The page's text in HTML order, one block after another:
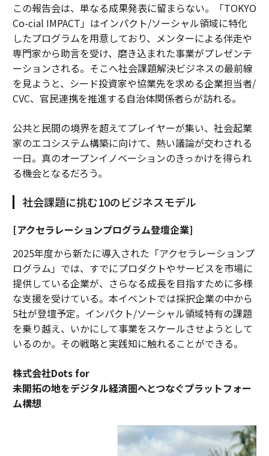
この報告会は、単なる成果発表に留まらない。「TOKYO
Co-cial IMPACT」はインパクト/ソーシャル領域に特化
したプログラムを用意しており、メンターによる伴走や
専門家から助言を受け、磨き込まれた事業がプレゼンテ
ーションされる。そこへ社会課題解決ビジネスの最前線
を見ようと、シード投資家や協業先を求める企業担当者/
CVC、官民連携を推進する自治体関係者らが訪れる。
公共と民間の境界を超えてプレイヤーが集い、社会起業
家のエコシステム構築に向けて、熱い議論が交わされる
一日。真のオープンイノベーションのきっかけを得られ
る機会となるだろう。
社会課題に挑む10のビジネスモデル
[アクセラレーションプログラム登壇企業]
2025年度から新たに導入された「アクセラレーションプ
ログラム」では、すでにプロダクトやサービスを市場に
提供している企業が、さらなる成長を目指すために多様
な支援を受けている。本イベントでは採択企業の中から
5社が登壇予定。インパクト/ソーシャル領域特有の課題
を乗り越え、いかにして事業をスケールさせようとして
いるのか。その戦略と実践知に触れることができる。
株式会社Dots for
未開拓の地をデジタル経済圏へとつなぐプラットフォー
ム構想